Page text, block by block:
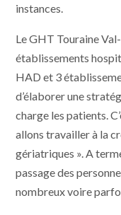
instances.
Le GHT Touraine
établissements
HAD et 3
d’élaborer une
charge les patients.
allons travailler à la
gériatriques ». A
passage des
nombreux voire